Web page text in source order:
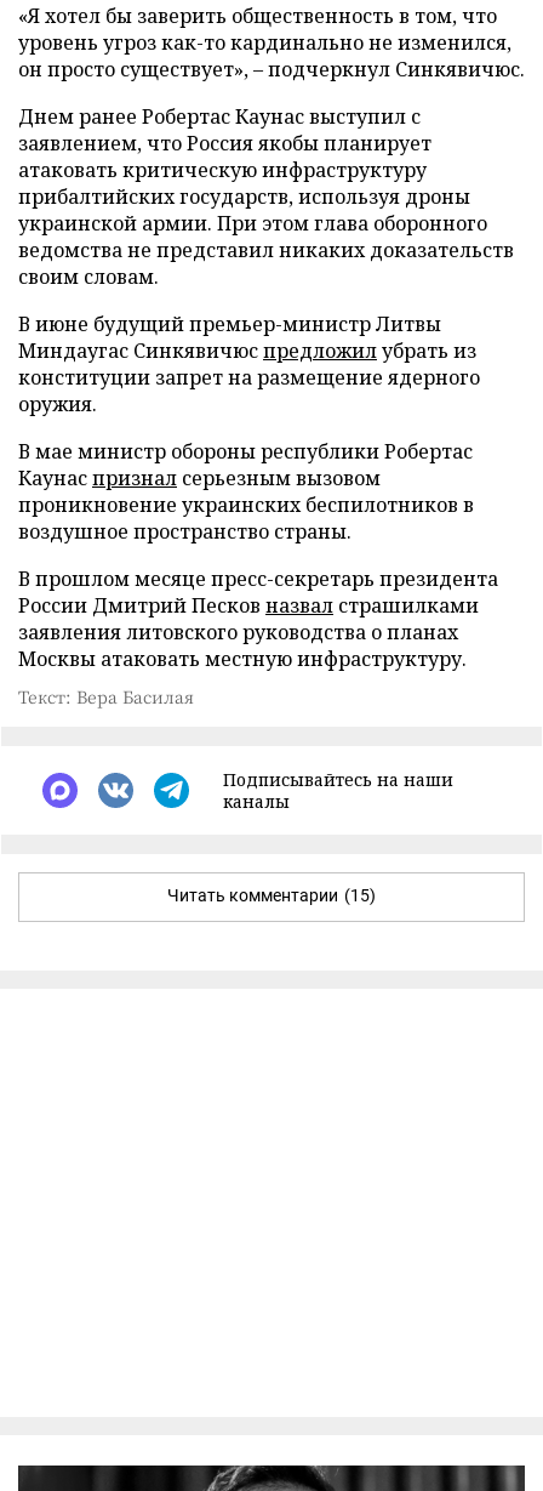
«Я хотел бы заверить общественность в том, что
уровень угроз как-то кардинально не изменился,
он просто существует», – подчеркнул Синкявичюс.
Днем ранее Робертас Каунас выступил с
заявлением, что Россия якобы планирует
атаковать критическую инфраструктуру
прибалтийских государств, используя дроны
украинской армии. При этом глава оборонного
ведомства не представил никаких доказательств
своим словам.
В июне будущий премьер-министр Литвы
Миндаугас Синкявичюспредложилубрать из
конституции запрет на размещение ядерного
оружия.
В мае министр обороны республики Робертас
Каунаспризнал серьезным вызовом
проникновение украинских беспилотников в
воздушное пространство страны.
В прошлом месяце пресс-секретарь президента
России Дмитрий Песков назвал страшилками
заявления литовского руководства о планах
Москвы атаковать местную инфраструктуру.
Текст: Вера Басилая
Подписывайтесь на наши
каналы
Читать комментарии (15)